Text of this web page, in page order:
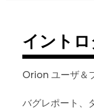
イント
Orion ユーザ＆
バグレポート、